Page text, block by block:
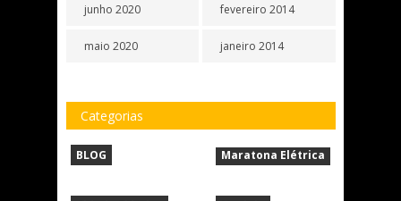
junho 2020
maio 2020
fevereiro 2014
janeiro 2014
Categorias
BLOG Maratona Elétrica